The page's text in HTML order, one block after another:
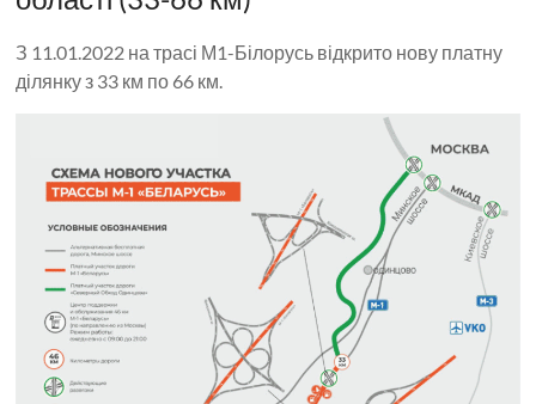
З 11.01.2022 на трасі М1-Білорусь відкрито нову платну
ділянку з 33 км по 66 км.